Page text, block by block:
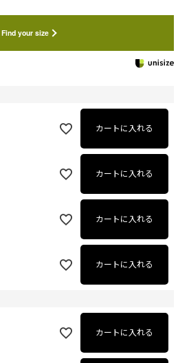
Find your size
カートに入れる
カートに入れる
カートに入れる
カートに入れる
カートに入れる